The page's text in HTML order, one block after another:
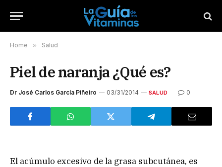
Home » Salud
Piel de naranja ¿Qué es?
Dr José Carlos García Piñeiro 03/31/2014 SALUD 0
El acúmulo excesivo de la grasa subcutánea, es